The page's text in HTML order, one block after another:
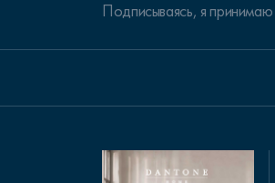
Подписываясь, я принимаю